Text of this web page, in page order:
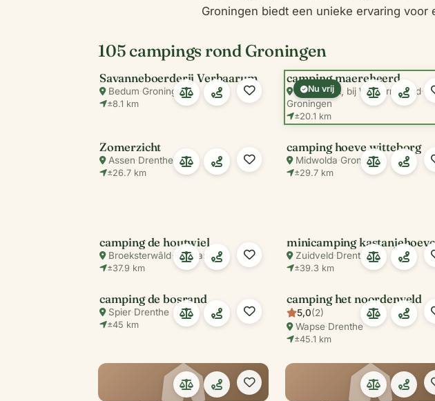
Groningen biedt een unieke ervaring voor
105 campings rond Groningen
Savanneboerderij Verbaarum
Bedum·Groningen
±8.1 km
Nu vrij
camping maereheerd
Den Andel, bij Westernieland·
Groningen
±20.1 km
Zomerzicht
Assen·Drenthe
±26.7 km
camping hoeve witteborg
Midwolda·Groningen
±29.7 km
camping de houtwiel
Broeksterwâld· Friesland
±37.9 km
minicamping kastanjehoeve
Zuidveld·Drenthe
±39.3 km
camping de bosrand
Spier·Drenthe
±45 km
camping het noordenveld
5,0(2)
Wapse·Drenthe
±45.1 km